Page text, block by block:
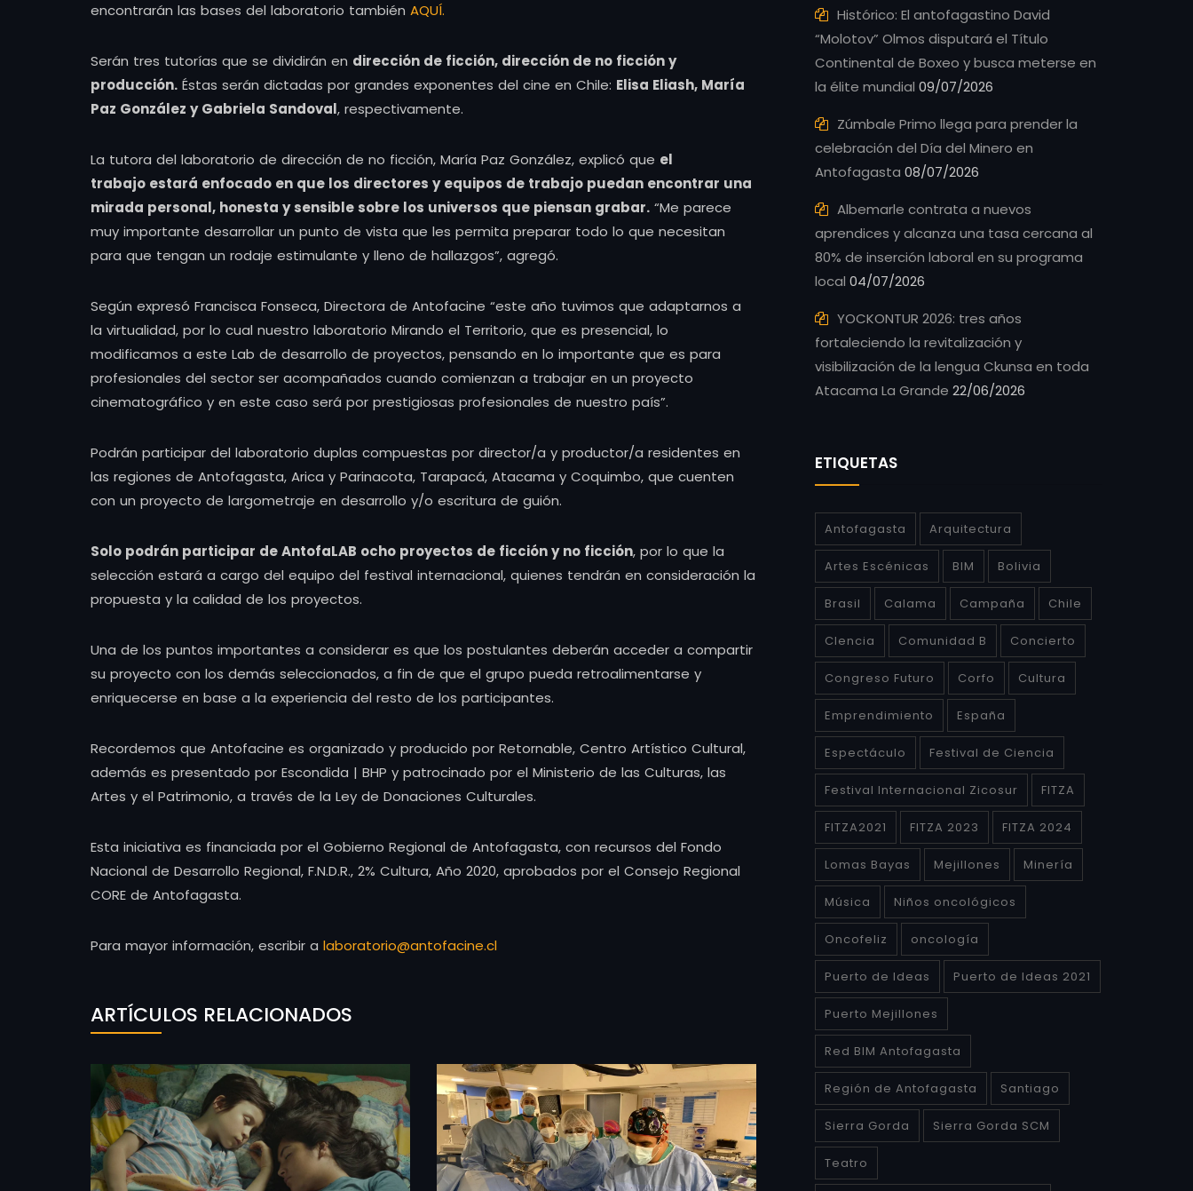
encontrarán las bases del laboratorio también AQUÍ.
Serán tres tutorías que se dividirán en dirección de ficción, dirección de no ficción y
producción. Éstas serán dictadas por grandes exponentes del cine en Chile: Elisa Eliash, María
Paz González y Gabriela Sandoval, respectivamente.
La tutora del laboratorio de dirección de no ficción, María Paz González, explicó que el
trabajo estará enfocado en que los directores y equipos de trabajo puedan encontrar una
mirada personal, honesta y sensible sobre los universos que piensan grabar. “Me parece
muy importante desarrollar un punto de vista que les permita preparar todo lo que necesitan
para que tengan un rodaje estimulante y lleno de hallazgos”, agregó.
Según expresó Francisca Fonseca, Directora de Antofacine “este año tuvimos que adaptarnos a
la virtualidad, por lo cual nuestro laboratorio Mirando el Territorio, que es presencial, lo
modificamos a este Lab de desarrollo de proyectos, pensando en lo importante que es para
profesionales del sector ser acompañados cuando comienzan a trabajar en un proyecto
cinematográfico y en este caso será por prestigiosas profesionales de nuestro país”.
Podrán participar del laboratorio duplas compuestas por director/a y productor/a residentes en
las regiones de Antofagasta, Arica y Parinacota, Tarapacá, Atacama y Coquimbo, que cuenten
con un proyecto de largometraje en desarrollo y/o escritura de guión.
Solo podrán participar de AntofaLAB ocho proyectos de ficción y no ficción, por lo que la
selección estará a cargo del equipo del festival internacional, quienes tendrán en consideración la
propuesta y la calidad de los proyectos.
Una de los puntos importantes a considerar es que los postulantes deberán acceder a compartir
su proyecto con los demás seleccionados, a fin de que el grupo pueda retroalimentarse y
enriquecerse en base a la experiencia del resto de los participantes.
Recordemos que Antofacine es organizado y producido por Retornable, Centro Artístico Cultural,
además es presentado por Escondida | BHP y patrocinado por el Ministerio de las Culturas, las
Artes y el Patrimonio, a través de la Ley de Donaciones Culturales.
Esta iniciativa es financiada por el Gobierno Regional de Antofagasta, con recursos del Fondo
Nacional de Desarrollo Regional, F.N.D.R., 2% Cultura, Año 2020, aprobados por el Consejo Regional
CORE de Antofagasta.
Para mayor información, escribir a laboratorio@antofacine.cl
ARTÍCULOS RELACIONADOS
Histórico: El antofagastino David
“Molotov” Olmos disputará el Título
Continental de Boxeo y busca meterse en
la élite mundial 09/07/2026
Zúmbale Primo llega para prender la
celebración del Día del Minero en
Antofagasta 08/07/2026
Albemarle contrata a nuevos
aprendices y alcanza una tasa cercana al
80% de inserción laboral en su programa
local 04/07/2026
YOCKONTUR 2026: tres años
fortaleciendo la revitalización y
visibilización de la lengua Ckunsa en toda
Atacama La Grande 22/06/2026
ETIQUETAS
Antofagasta Arquitectura
Artes Escénicas BIM Bolivia
Brasil Calama Campaña Chile
CIencia Comunidad B Concierto
Congreso Futuro Corfo Cultura
Emprendimiento España
Espectáculo Festival de Ciencia
Festival Internacional Zicosur FITZA
FITZA2021 FITZA 2023 FITZA 2024
Lomas Bayas Mejillones Minería
Música Niños oncológicos
Oncofeliz oncología
Puerto de Ideas Puerto de Ideas 2021
Puerto Mejillones
Red BIM Antofagasta
Región de Antofagasta Santiago
Sierra Gorda Sierra Gorda SCM
Teatro